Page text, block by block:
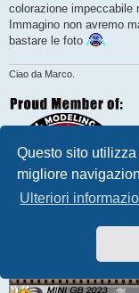
Questo sito
migliore
Ulteriori
i
o
colorazione impeccabile
Immagino non avremo
bastare le foto
Ciao da Marco.